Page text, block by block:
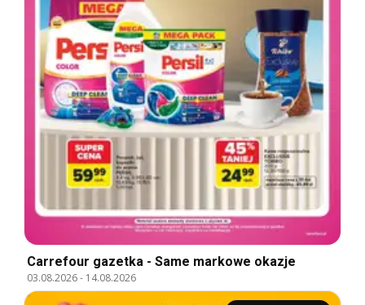
Carrefour gazetka - Same markowe okazje
03.08.2026- 14.08.2026